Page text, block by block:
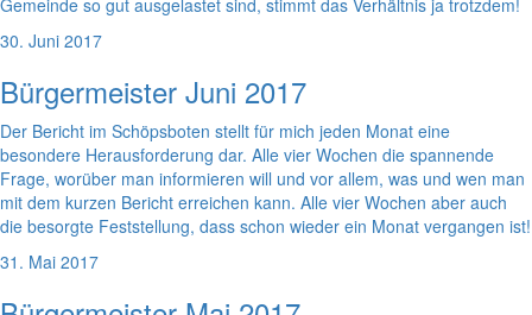
Gemeinde so gut ausgelastet sind, stimmt das Verhältnis ja trotzdem!
30. Juni 2017
Bürgermeister Juni 2017
Der Bericht im Schöpsboten stellt für mich jeden Monat eine
besondere Herausforderung dar. Alle vier Wochen die spannende
Frage, worüber man informieren will und vor allem, was und wen man
mit dem kurzen Bericht erreichen kann. Alle vier Wochen aber auch
die besorgte Feststellung, dass schon wieder ein Monat vergangen ist!
31. Mai 2017